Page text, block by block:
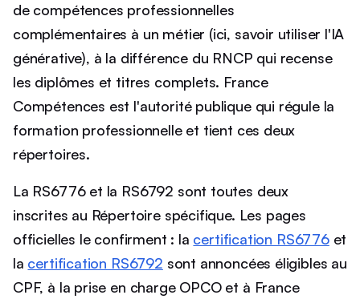
de compétences professionnelles
complémentaires à un métier (ici, savoir utiliser l'IA
générative), à la différence du RNCP qui recense
les diplômes et titres complets. France
Compétences est l'autorité publique qui régule la
formation professionnelle et tient ces deux
répertoires.
La RS6776 et la RS6792 sont toutes deux
inscrites au Répertoire spécifique. Les pages
officielles le confirment : la certification RS6776et
la certification RS6792 sont annoncées éligibles au
CPF, à la prise en charge OPCO et à France